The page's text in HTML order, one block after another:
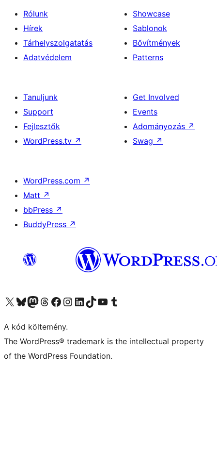
Rólunk
Hírek
Tárhelyszolgatatás
Adatvédelem
Showcase
Sablonok
Bővítmények
Patterns
Tanuljunk
Support
Fejlesztők
WordPress.tv ↗
Get Involved
Events
Adományozás ↗
Swag ↗
WordPress.com ↗
Matt ↗
bbPress ↗
BuddyPress ↗
Visit our X (formerly Twitter) account
Visit our Bluesky account
Twitter csatornánk
Visit our Threads account
Facebook oldalunk megtekintése
Visit our Instagram account
Visit our LinkedIn account
Visit our TikTok account
Visit our YouTube channel
Visit our Tumblr account
A kód költemény.
The WordPress® trademark is the intellectual property
of the WordPress Foundation.